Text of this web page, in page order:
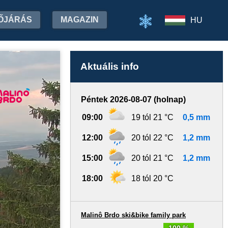
MAGAZIN HU
Aktuális info
Péntek 2026-08-07 (holnap)
09:00 19 tól 21 °C 0,5 mm
12:00 20 tól 22 °C 1,2 mm
15:00 20 tól 21 °C 1,2 mm
18:00 18 tól 20 °C
Malinô Brdo ski&bike family park